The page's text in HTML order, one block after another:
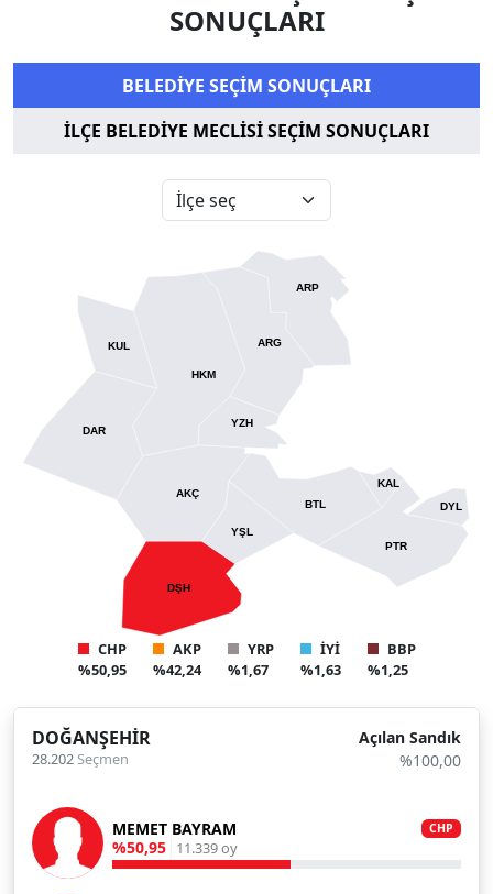
SONUÇLARI
BELEDİYE SEÇİM SONUÇLARI
İLÇE BELEDİYE MECLİSİ SEÇİM SONUÇLARI
AKÇ
ARP
ARG
DAR
DŞH
HKM
PTR
YŞL
BTL DYL
KAL
KUL
YZH
CHP
%50,95
AKP
%42,24
YRP
%1,67
İYİ
%1,63
BBP
%1,25
DOĞANŞEHİR
28.202Seçmen
Açılan Sandık
%100,00
MEMET BAYRAM CHP
%50,95 11.339 oy